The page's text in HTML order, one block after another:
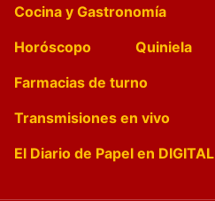
Cocina y Gastronomía
Horóscopo
Quiniela
Farmacias de turno
Transmisiones en vivo
El Diario de Papel en DIGITAL